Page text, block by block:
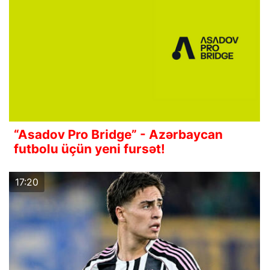
“Asadov Pro Bridge” - Azərbaycan
futbolu üçün yeni fursət!
17:20